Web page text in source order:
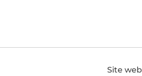
Site web